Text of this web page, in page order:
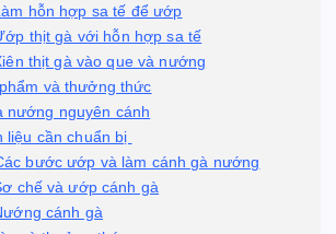
hỗn hợp sa tế để ướp
thịt gà với hỗn hợp sa tế
thịt gà vào que và nướng
và thưởng thức
nướng nguyên cánh
liệu cần chuẩn bị
bước ướp và làm cánh gà nướng
chế và ướp cánh gà
cánh gà